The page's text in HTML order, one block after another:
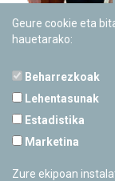
Geure cookie eta
hauetarako:
Beharrezkoak
Lehentasunak
Estadistika
Marketina
Zure ekipoan